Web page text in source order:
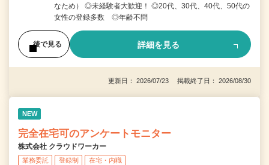
なため） ◎未経験者大歓迎！ ◎20代、30代、40代、50代の
女性の登録多数 ◎年齢不問
後で見る 詳細を見る
更新日： 2026/07/23 掲載終了日： 2026/08/30
NEW
完全在宅可のアンケートモニター
株式会社 クラウドワーカー
業務委託 登録制 在宅・内職